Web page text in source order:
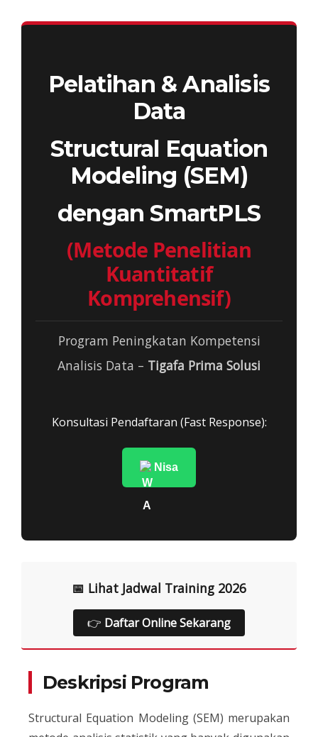
Pelatihan & Analisis
Data
Structural Equation
Modeling (SEM)
dengan SmartPLS
(Metode Penelitian
Kuantitatif
Komprehensif)
Program Peningkatan Kompetensi
Analisis Data – Tigafa Prima Solusi
Konsultasi Pendaftaran (Fast Response):
Nisa
📅 Lihat Jadwal Training 2026
👉 Daftar Online Sekarang
Deskripsi Program
Structural Equation Modeling (SEM) merupakan